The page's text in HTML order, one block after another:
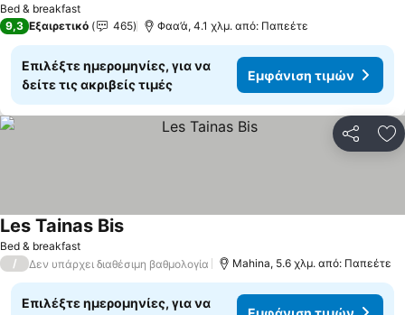
Bed & breakfast
9,3 Εξαιρετικό 465 Φαα’ά, 4.1 χλμ. από: Παπεέτε
Επιλέξτε ημερομηνίες, για να
δείτε τις ακριβείς τιμές
Εμφάνιση τιμών
Bed & breakfast
Les Tainas BisΕμφάνιση τιμών
/ Δεν υπάρχει διαθέσιμη βαθμολογία Mahina, 5.6 χλμ. από: Παπεέτε
Επιλέξτε ημερομηνίες, για να